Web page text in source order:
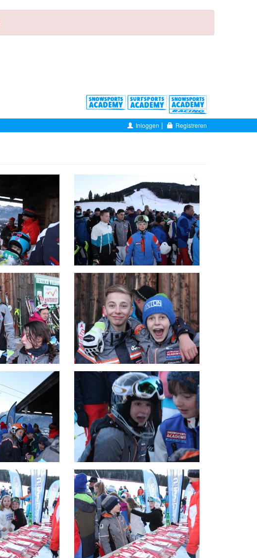
Inloggen | Registreren